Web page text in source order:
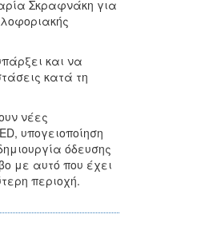
Σκραφνάκη για
και να
κατά τη
νέες
υπογειοποίηση
όδευσης
με αυτό που έχει
περιοχή.